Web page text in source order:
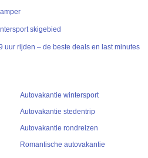
skigebied
uur rijden – de beste deals en last minutes
Autovakantie wintersport
Autovakantie stedentrip
Autovakantie rondreizen
Romantische autovakantie